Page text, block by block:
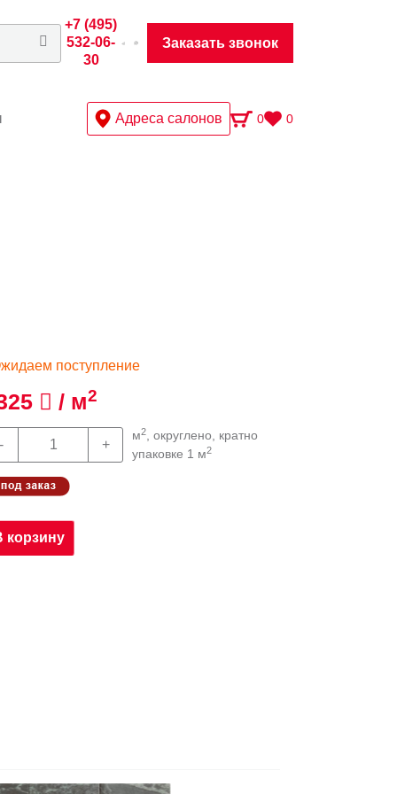
+7 (495)
532-06-
30
Заказать звонок
Адреса салонов 0 0
поступление
/ м2
м2, округлено, кратно
упаковке 1 м2
корзину